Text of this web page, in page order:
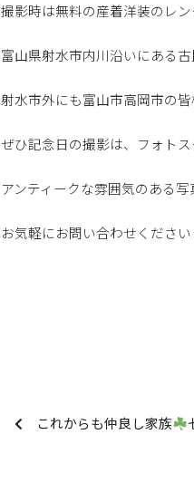
撮影時は無料の産着洋装のレン
富山県射水市内川沿いにある
射水市外にも富山市高岡市の
ぜひ記念日の撮影は、フォト
アンティークな雰囲気のある
お気軽にお問い合わせくださ
これからも仲良し家族